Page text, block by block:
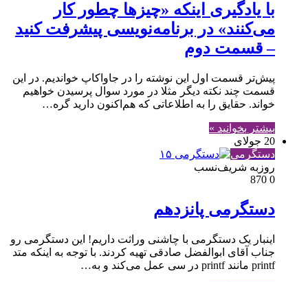
با یادگیری اینکه «چیزها چطور کار
می‌کنند» در برنامه‌نویسی پیشرفت کنید
– قسمت دوم
پیش‌تر قسمت اول این نوشته را در جاواکاپ خواندیم. در این
قسمت چند نکته دیگر مثلا در مورد سوال پرسیدن خواهیم
خواند. حقایق را به اطلاعاتی که هم‌اکنون دارید گره…
بیشتر بخوانید »
20 جولای
دستگرمی
روزبه شریف‌نسب
0
دستگرمی پانزدهم
اینبار یک دستگرمی با چاشنی وراثت داریم! این دستگرمی رو
جناب آقای ابوالفضل صادقی تهیه کردند. با توجه به اینکه متد
printf مانند printf در سی عمل می‌کند و به…